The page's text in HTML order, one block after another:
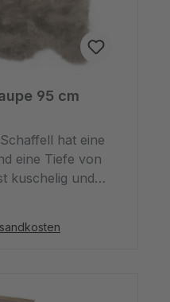
im
95 cm
hat eine
eine Tiefe von
kuschelig und
ein kuscheliges
Lammfell ist
Schafen.
dass in dem
legen, keine